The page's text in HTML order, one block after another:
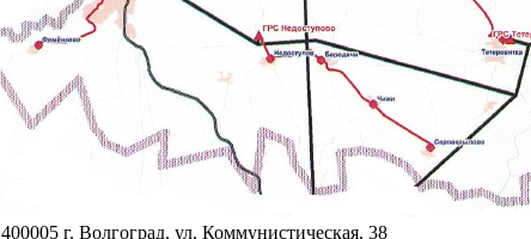
400005 г. Волгоград, ул. Коммунистическая, 38